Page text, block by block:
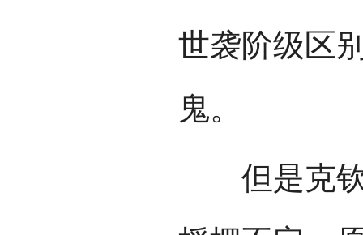
世袭阶级区
鬼。
但是克钦